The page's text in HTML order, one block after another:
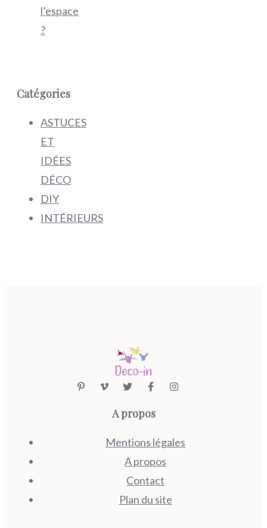
l’espace
?
Catégories
ASTUCES
ET
IDÉES
DÉCO
DIY
INTÉRIEURS
A propos
Mentions légales
A propos
Contact
Plan du site